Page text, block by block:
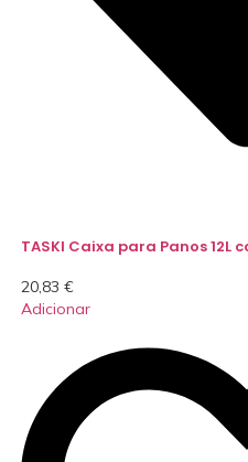
TASKI Caixa para Panos 12L
20,83 €
Adicionar